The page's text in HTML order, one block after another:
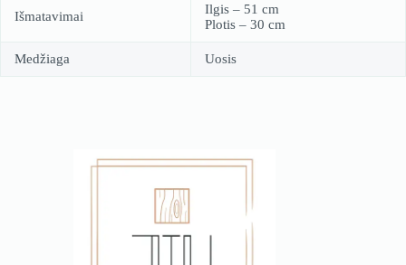
Išmatavimai
Ilgis – 51 cm
Plotis – 30 cm
Medžiaga Uosis